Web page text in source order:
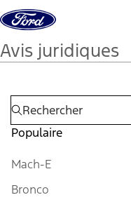
Aller au contenu
Avis juridiques
Populaire
Mach-E
Bronco